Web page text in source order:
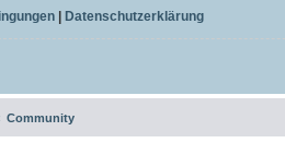
| Datenschutzerklärung
Community